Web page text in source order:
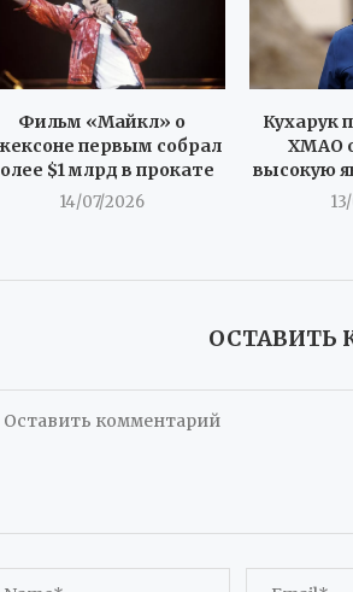
Фильм «Майкл» о
первым собрал
$1 млрд в прокате
14/07/2026
Кухарук
ХМАО
высокую
ОСТАВИТЬ